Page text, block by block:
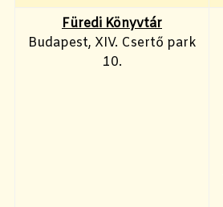
Füredi Könyvtár
Budapest, XIV. Csertő park
10.